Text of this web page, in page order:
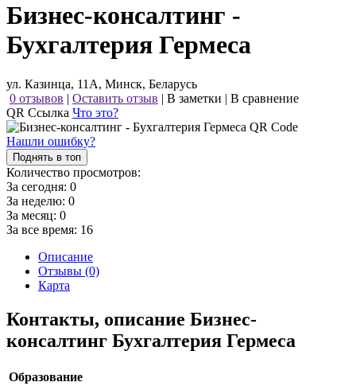
Бизнес-консалтинг -
Бухгалтерия Гермеса
ул. Казинца, 11А, Минск, Беларусь
0 отзывов | Оставить отзыв | В заметки | В сравнение
QR Ссылка Что это?
Нашли ошибку?
Поднять в топ
Количество просмотров:
За сегодня: 0
За неделю: 0
За месяц: 0
За все время: 16
Описание
Отзывы (0)
Карта
Контакты, описание Бизнес-
консалтинг Бухгалтерия Гермеса
Образование